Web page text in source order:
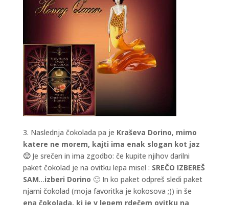
3. Naslednja čokolada pa je Kraševa Dorino, mimo
katere ne morem, kajti ima enak slogan kot jaz
🙂Je srečen in ima zgodbo: če kupite njihov darilni
paket čokolad je na ovitku lepa misel : SREČO IZBEREŠ
SAM…izberi Dorino 🙂 In ko paket odpreš sledi paket
njami čokolad (moja favoritka je kokosova ;)) in še
ena čokolada, ki je v lepem rdečem ovitku na